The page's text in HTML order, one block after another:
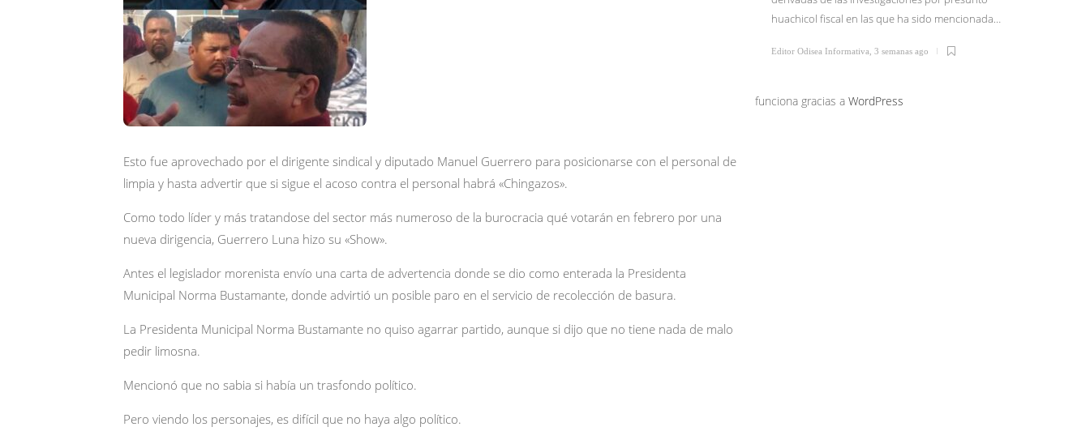
Esto fue aprovechado por el dirigente sindical y diputado Manuel Guerrero para posicionarse con el personal de
limpia y hasta advertir que si sigue el acoso contra el personal habrá «Chingazos».
Como todo líder y más tratandose del sector más numeroso de la burocracia qué votarán en febrero por una
nueva dirigencia, Guerrero Luna hizo su «Show».
Antes el legislador morenista envío una carta de advertencia donde se dio como enterada la Presidenta
Municipal Norma Bustamante, donde advirtió un posible paro en el servicio de recolección de basura.
La Presidenta Municipal Norma Bustamante no quiso agarrar partido, aunque si dijo que no tiene nada de malo
pedir limosna.
Mencionó que no sabia si había un trasfondo político.
Pero viendo los personajes, es difícil que no haya algo político.
huachicol fiscal en las que ha sido mencionada…
Editor Odisea Informativa ,3 semanas ago
funciona gracias aWordPress